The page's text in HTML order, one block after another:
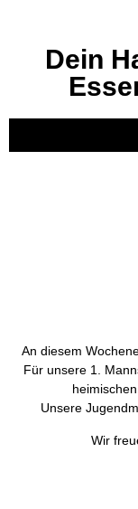
Dein
An diesem
Für unsere 1.
Unsere
Wir